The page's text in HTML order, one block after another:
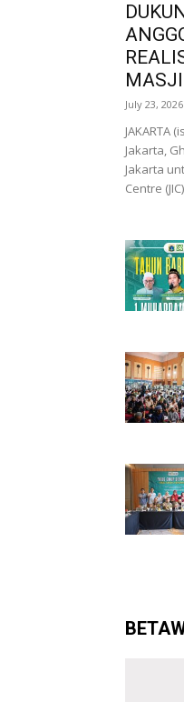
July 23, 2026
JAKARTA
Jakarta,
Jakarta
Centre